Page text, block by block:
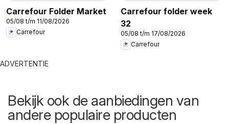
Carrefour Folder Market
05/08 t/m 11/08/2026
Carrefour
Carrefour folder week
32
05/08 t/m 17/08/2026
Carrefour
ADVERTENTIE
Bekijk ook de aanbiedingen van
andere populaire producten